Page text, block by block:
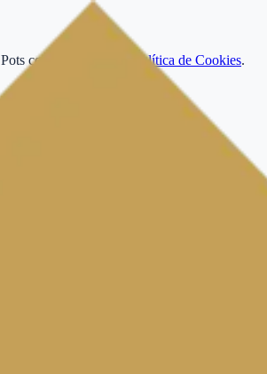
Pots consultar la nostra Política de Cookies.